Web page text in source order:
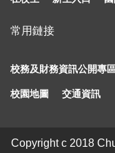
常用鏈接
校務及財務資訊公開專
校園地圖 交通資訊
Copyright c 2018